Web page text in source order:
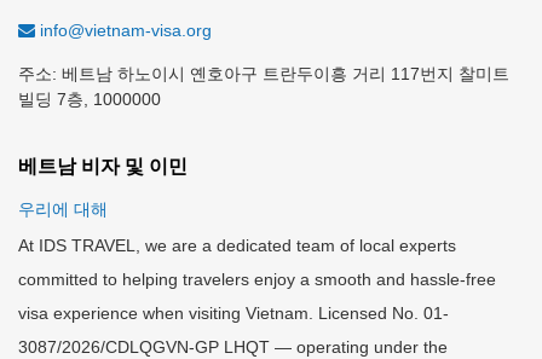
info@vietnam-visa.org
주소: 베트남 하노이시 옌호아구 트란두이흥 거리 117번지 찰미트
빌딩 7층, 1000000
베트남 비자 및 이민
우리에 대해
At IDS TRAVEL, we are a dedicated team of local experts
committed to helping travelers enjoy a smooth and hassle-free
visa experience when visiting Vietnam. Licensed No. 01-
3087/2026/CDLQGVN-GP LHQT — operating under the